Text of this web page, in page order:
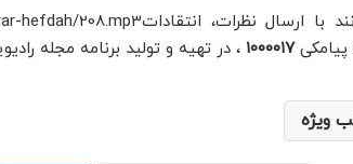
پیامکی۱۰۰۰۰۱۷ ، در تهیه و تولید برنامه مجله
ویژه